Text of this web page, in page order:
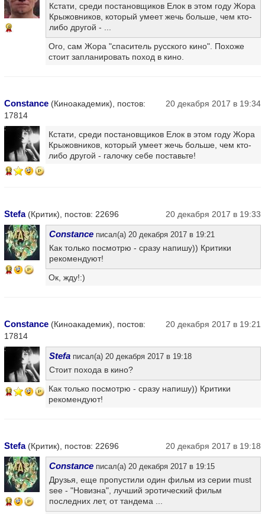
8
Кстати, среди постановщиков Елок в этом году Жора
Крыжовников, который умеет жечь больше, чем кто-
либо другой - ...
Ого, сам Жора "спаситель русского кино". Похоже
стоит запланировать поход в кино.
Constance (Киноакадемик), постов:
17814
20 декабря 2017 в 19:34
13
Кстати, среди постановщиков Елок в этом году Жора
Крыжовников, который умеет жечь больше, чем кто-
либо другой - галочку себе поставьте!
Stefa(Критик), постов: 22696 20 декабря 2017 в 19:33
13
Constance писал(а) 20 декабря 2017 в 19:21
Как только посмотрю - сразу напишу)) Критики
рекомендуют!
Ок, жду!:)
Constance (Киноакадемик), постов:
17814
20 декабря 2017 в 19:21
13
Stefa писал(а) 20 декабря 2017 в 19:18
Стоит похода в кино?
Как только посмотрю - сразу напишу)) Критики
рекомендуют!
Stefa(Критик), постов: 22696 20 декабря 2017 в 19:18
13
Constance писал(а) 20 декабря 2017 в 19:15
Друзья, еще пропустили один фильм из серии must
see - "Новизна", лучший эротический фильм
последних лет, от тандема ...